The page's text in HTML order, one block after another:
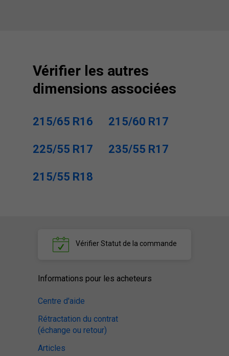
Vérifier les autres
dimensions associées
215/65 R16 215/60 R17
225/55 R17 235/55 R17
215/55 R18
VérifierStatut de la commande
Informations pour les acheteurs
Centre d'aide
Rétractation du contrat
(échange ou retour)
Articles